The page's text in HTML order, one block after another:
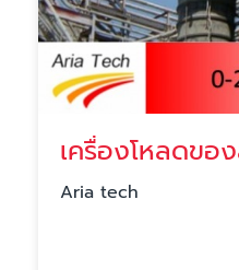
Aria tech